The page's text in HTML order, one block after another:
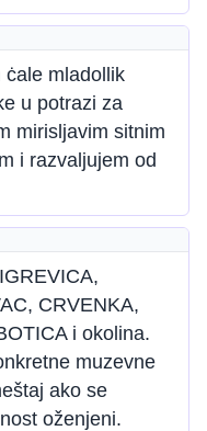
ċale mladollik
u potrazi za
mirisljavim sitnim
i razvaljujem od
CRVENKA,
i okolina.
muzevne
ako se
oženjeni.